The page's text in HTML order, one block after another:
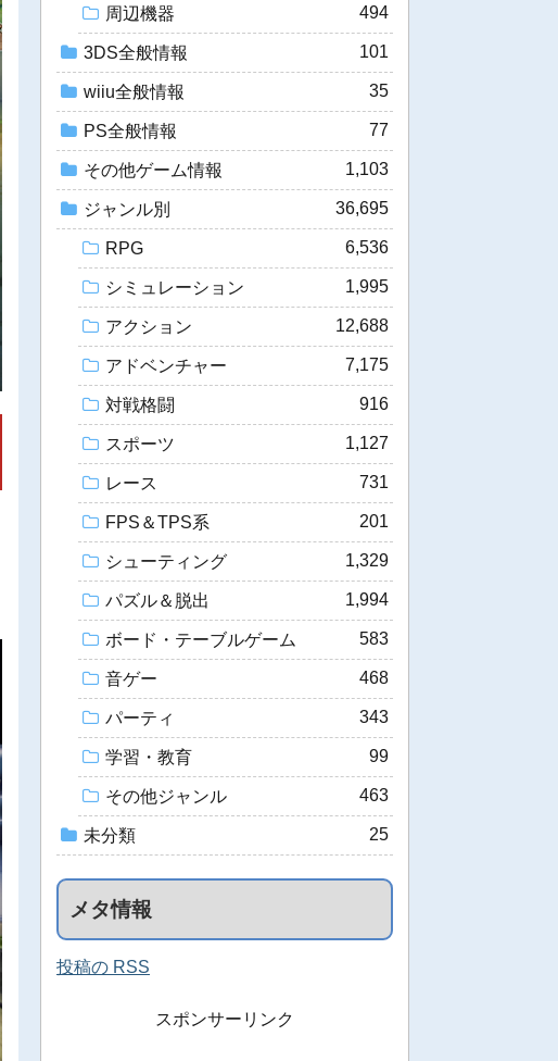
周辺機器 494
3DS全般情報 101
wiiu全般情報 35
PS全般情報 77
その他ゲーム情報 1,103
ジャンル別 36,695
RPG 6,536
シミュレーション 1,995
アクション 12,688
アドベンチャー 7,175
対戦格闘 916
スポーツ 1,127
レース 731
FPS＆TPS系 201
シューティング 1,329
パズル＆脱出 1,994
ボード・テーブルゲーム 583
音ゲー 468
パーティ 343
学習・教育 99
その他ジャンル 463
未分類 25
メタ情報
投稿の RSS
スポンサーリンク